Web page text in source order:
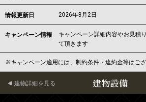
情報更新日 2026年8月2日
キャンペーン情報
キャンペーン詳細内容やお見積
て頂きます
※キャンペーン適用には、制約条件・違約金等はご
建物設備
建物詳細を見る